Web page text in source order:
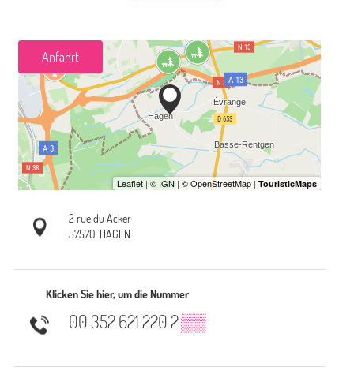
Anfahrt
2 rue du Acker
57570 HAGEN
Klicken Sie hier, um die Nummer
00 352 621 220 2▒▒